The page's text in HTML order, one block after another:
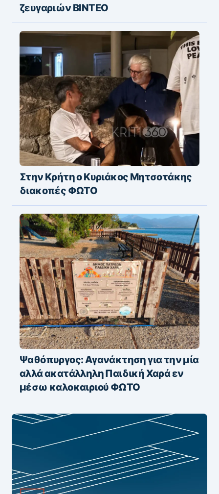
ζευγαριών ΒΙΝΤΕΟ
Στην Κρήτη ο Κυριάκος Μητσοτάκης
διακοπές ΦΩΤΟ
Ψαθόπυργος: Αγανάκτηση για την μία
αλλά ακατάλληλη Παιδική Χαρά εν
μέσω καλοκαιριού ΦΩΤΟ